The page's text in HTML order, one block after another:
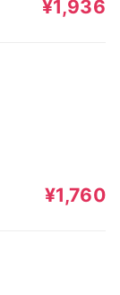
¥1,936
¥1,760